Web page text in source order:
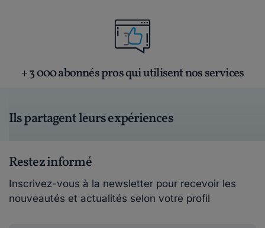
+ 3 000 abonnés pros qui utilisent nos services
Ils partagent leurs expériences
Restez informé
Inscrivez-vous à la newsletter pour recevoir les
nouveautés et actualités selon votre profil